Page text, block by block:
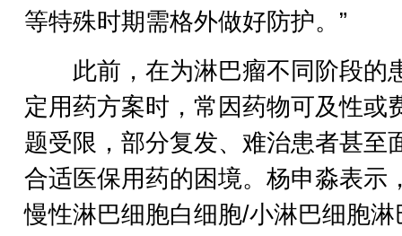
等特殊时期需格外做好防护。”
此前，在为淋巴瘤不同阶段的
定用药方案时，常因药物可及性或
题受限，部分复发、难治患者甚至
合适医保用药的困境。杨申淼表示
慢性淋巴细胞白细胞/小淋巴细胞淋